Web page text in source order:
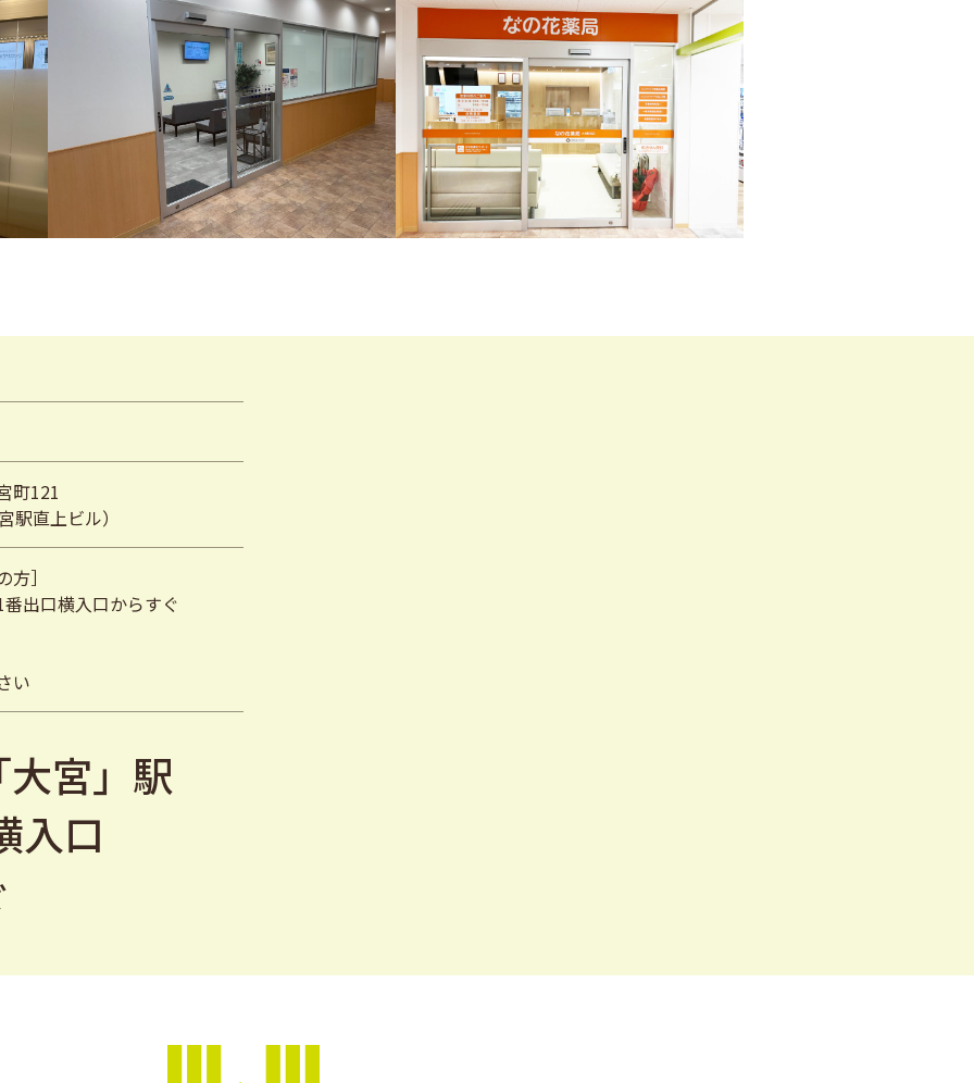
町121
駅直上ビル）
］
出口横入口からすぐ
い
宮」駅
入口